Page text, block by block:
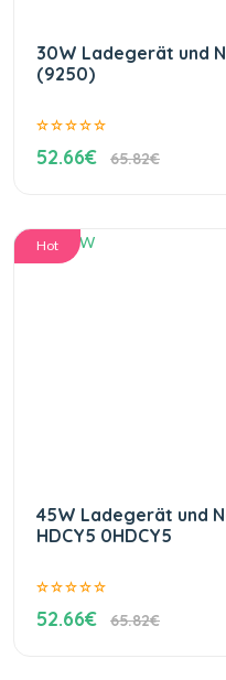
30W Ladegerät und
(9250)
52.66€ 65.82€
Hot
45W Ladegerät und
HDCY5 0HDCY5
52.66€ 65.82€